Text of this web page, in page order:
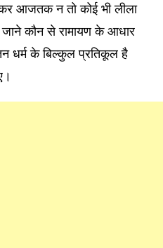
आजतक न तो कोई भी लीला
कौन से रामायण के आधार
धर्म के बिल्कुल प्रतिकूल है